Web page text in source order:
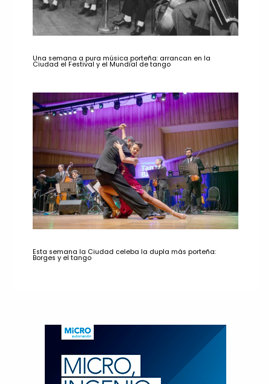
Una semana a pura música porteña: arrancan en la
Ciudad el Festival y el Mundial de tango
Esta semana la Ciudad celeba la dupla más porteña:
Borges y el tango